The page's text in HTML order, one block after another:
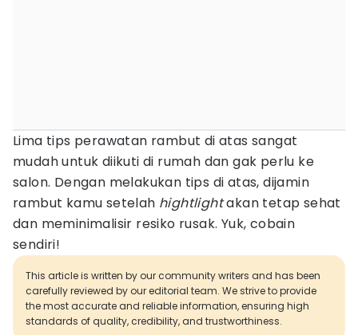
Lima tips perawatan rambut di atas sangat
mudah untuk diikuti di rumah dan gak perlu ke
salon. Dengan melakukan tips di atas, dijamin
rambut kamu setelah hightlightakan tetap sehat
dan meminimalisir resiko rusak. Yuk, cobain
sendiri!
This article is written by our community writers and has been
carefully reviewed by our editorial team. We strive to provide
the most accurate and reliable information, ensuring high
standards of quality, credibility, and trustworthiness.